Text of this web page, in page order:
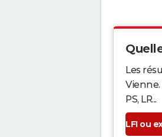
Les
Vienne.
PS, LR...
LFI ou